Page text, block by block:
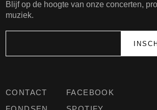
CONTACT
FACEBOOK
Blijf op de hoogte van onze concerten,
muziek.